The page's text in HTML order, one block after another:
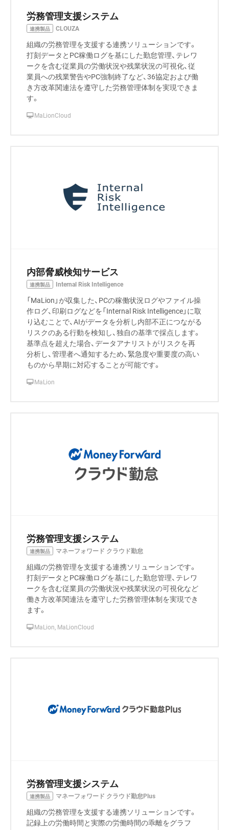
労務管理支援システム
連携製品 CLOUZA
組織の労務管理を支援する連携ソリューションです。
打刻データとPC稼働ログを基にした勤怠管理、テレワ
ークを含む従業員の労働状況や残業状況の可視化、従
業員への残業警告やPC強制終了など、36協定および働
き方改革関連法を遵守した労務管理体制を実現できま
す。
MaLionCloud
内部脅威検知サービス
連携製品 Internal Risk Intelligence
「MaLion」が収集した、PCの稼働状況ログやファイル操
作ログ、印刷ログなどを「Internal Risk Intelligence」に取
り込むことで、AIがデータを分析し内部不正につながる
リスクのある行動を検知し、独自の基準で採点します。
基準点を超えた場合、データアナリストがリスクを再
分析し、管理者へ通知するため、緊急度や重要度の高い
ものから早期に対応することが可能です。
MaLion
労務管理支援システム
連携製品 マネーフォワード クラウド勤怠
組織の労務管理を支援する連携ソリューションです。
打刻データとPC稼働ログを基にした勤怠管理、テレワ
ークを含む従業員の労働状況や残業状況の可視化など
働き方改革関連法を遵守した労務管理体制を実現でき
ます。
MaLion, MaLionCloud
労務管理支援システム
連携製品 マネーフォワード クラウド勤怠Plus
組織の労務管理を支援する連携ソリューションです。
記録上の労働時間と実際の労働時間の乖離をグラフ